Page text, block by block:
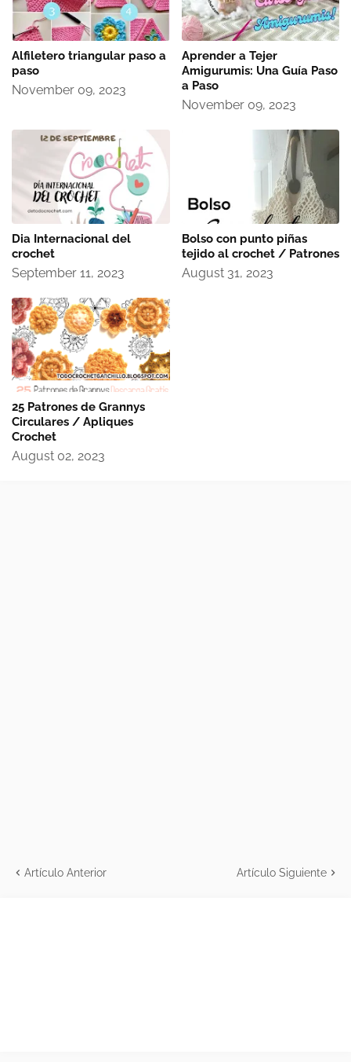
Alfiletero triangular paso a
paso
November 09, 2023
Aprender a Tejer
Amigurumis: Una Guía Paso
a Paso
November 09, 2023
Dia Internacional del
crochet
September 11, 2023
Bolso con punto piñas
tejido al crochet / Patrones
August 31, 2023
25 Patrones de Grannys
Circulares / Apliques
Crochet
August 02, 2023
Artículo Anterior Artículo Siguiente